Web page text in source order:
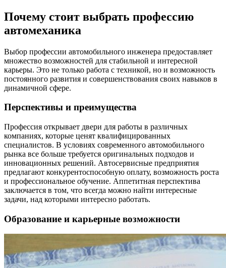
Почему стоит выбрать профессию
автомеханика
Выбор профессии автомобильного инженера предоставляет
множество возможностей для стабильной и интересной
карьеры. Это не только работа с техникой, но и возможность
постоянного развития и совершенствования своих навыков в
динамичной сфере.
Перспективы и преимущества
Профессия открывает двери для работы в различных
компаниях, которые ценят квалифицированных
специалистов. В условиях современного автомобильного
рынка все больше требуется оригинальных подходов и
инновационных решений. Автосервисные предприятия
предлагают конкурентоспособную оплату, возможность роста
и профессиональное обучение. Аппетитная перспектива
заключается в том, что всегда можно найти интересные
задачи, над которыми интересно работать.
Образование и карьерные возможности